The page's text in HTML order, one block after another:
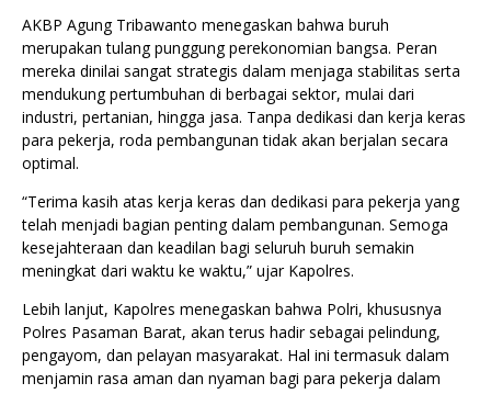
AKBP Agung Tribawanto menegaskan bahwa buruh
merupakan tulang punggung perekonomian bangsa. Peran
mereka dinilai sangat strategis dalam menjaga stabilitas serta
mendukung pertumbuhan di berbagai sektor, mulai dari
industri, pertanian, hingga jasa. Tanpa dedikasi dan kerja keras
para pekerja, roda pembangunan tidak akan berjalan secara
optimal.
“Terima kasih atas kerja keras dan dedikasi para pekerja yang
telah menjadi bagian penting dalam pembangunan. Semoga
kesejahteraan dan keadilan bagi seluruh buruh semakin
meningkat dari waktu ke waktu,” ujar Kapolres.
Lebih lanjut, Kapolres menegaskan bahwa Polri, khususnya
Polres Pasaman Barat, akan terus hadir sebagai pelindung,
pengayom, dan pelayan masyarakat. Hal ini termasuk dalam
menjamin rasa aman dan nyaman bagi para pekerja dalam